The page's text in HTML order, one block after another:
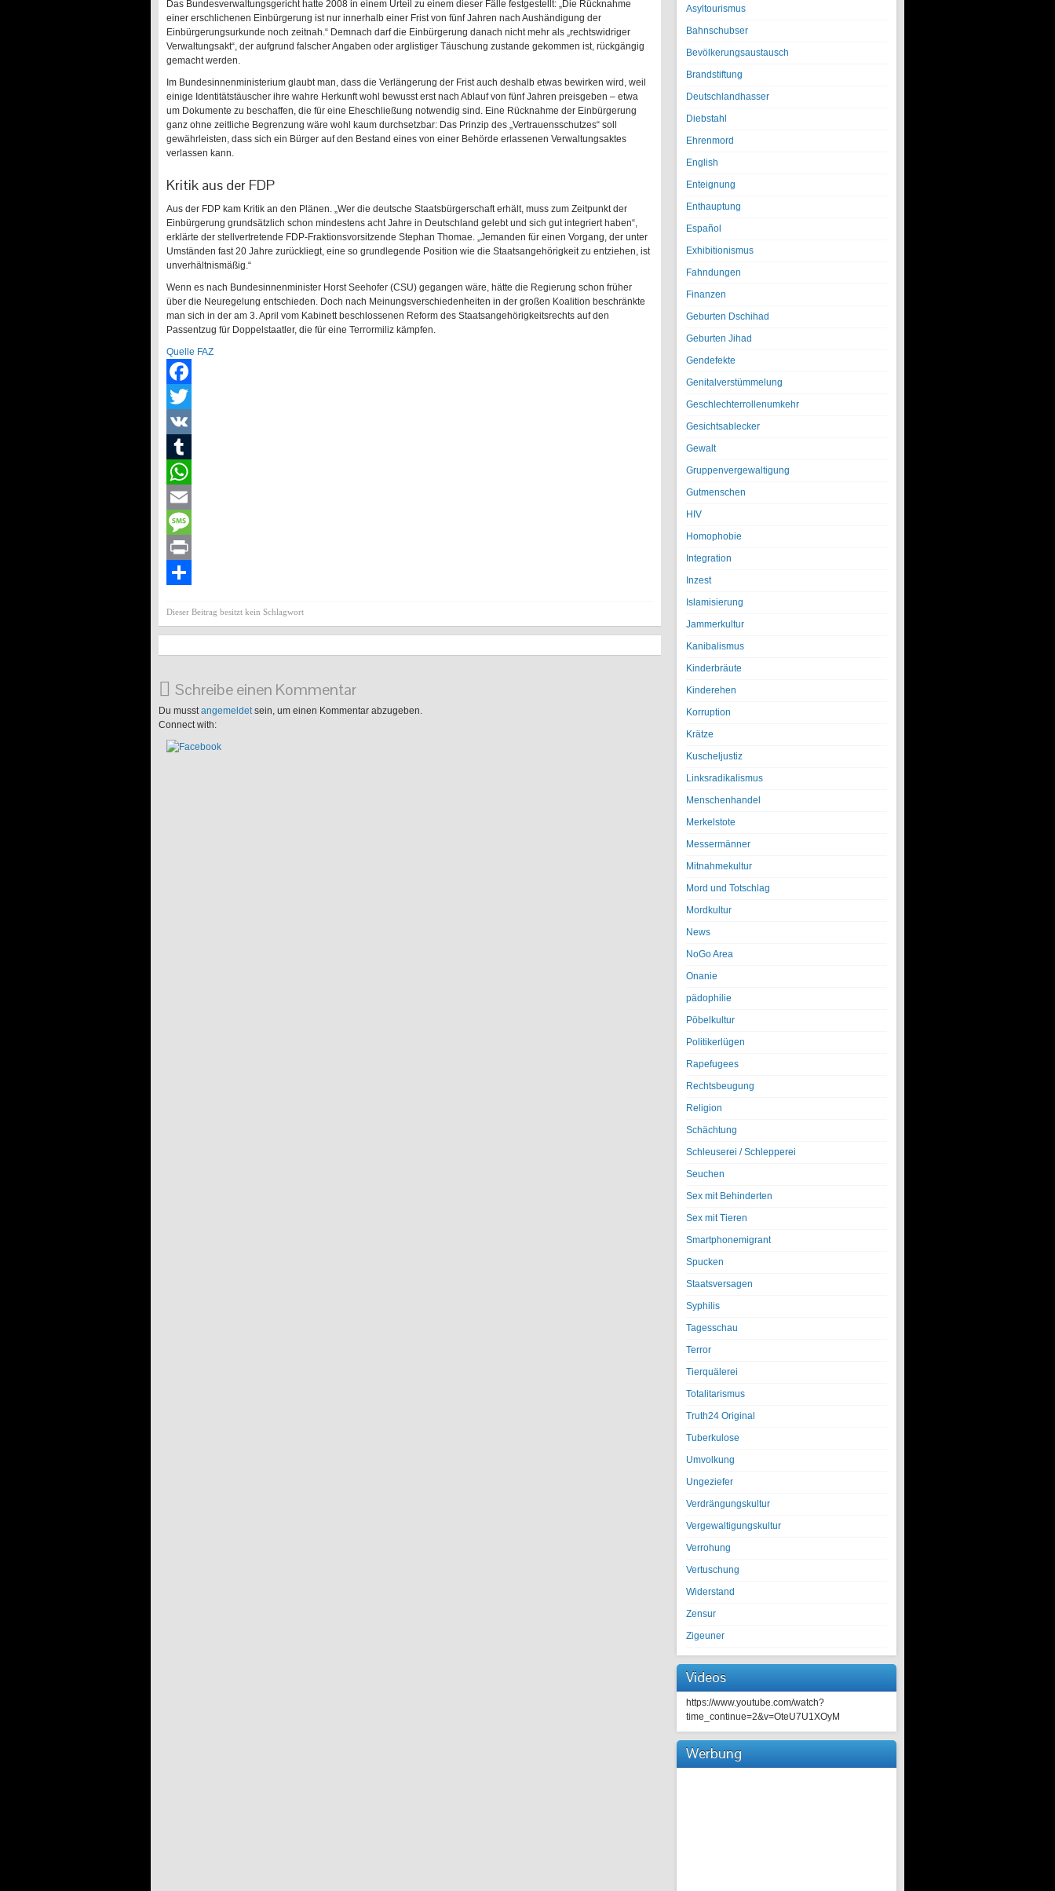
Das Bundesverwaltungsgericht hatte 2008 in einem Urteil zu einem dieser Fälle festgestellt: „Die Rücknahme
einer erschlichenen Einbürgerung ist nur innerhalb einer Frist von fünf Jahren nach Aushändigung der
Einbürgerungsurkunde noch zeitnah.“ Demnach darf die Einbürgerung danach nicht mehr als „rechtswidriger
Verwaltungsakt“, der aufgrund falscher Angaben oder arglistiger Täuschung zustande gekommen ist, rückgängig
gemacht werden.
Im Bundesinnenministerium glaubt man, dass die Verlängerung der Frist auch deshalb etwas bewirken wird, weil
einige Identitätstäuscher ihre wahre Herkunft wohl bewusst erst nach Ablauf von fünf Jahren preisgeben – etwa
um Dokumente zu beschaffen, die für eine Eheschließung notwendig sind. Eine Rücknahme der Einbürgerung
ganz ohne zeitliche Begrenzung wäre wohl kaum durchsetzbar: Das Prinzip des „Vertrauensschutzes“ soll
gewährleisten, dass sich ein Bürger auf den Bestand eines von einer Behörde erlassenen Verwaltungsaktes
verlassen kann.
Kritik aus der FDP
Aus der FDP kam Kritik an den Plänen. „Wer die deutsche Staatsbürgerschaft erhält, muss zum Zeitpunkt der
Einbürgerung grundsätzlich schon mindestens acht Jahre in Deutschland gelebt und sich gut integriert haben“,
erklärte der stellvertretende FDP-Fraktionsvorsitzende Stephan Thomae. „Jemanden für einen Vorgang, der unter
Umständen fast 20 Jahre zurückliegt, eine so grundlegende Position wie die Staatsangehörigkeit zu entziehen, ist
unverhältnismäßig.“
Wenn es nach Bundesinnenminister Horst Seehofer (CSU) gegangen wäre, hätte die Regierung schon früher
über die Neuregelung entschieden. Doch nach Meinungsverschiedenheiten in der großen Koalition beschränkte
man sich in der am 3. April vom Kabinett beschlossenen Reform des Staatsangehörigkeitsrechts auf den
Passentzug für Doppelstaatler, die für eine Terrormiliz kämpfen.
Quelle FAZ
Facebook
Twitter
VK
Tumblr
WhatsApp
Email
Message
Print
Dieser Beitrag besitzt kein Schlagwort
Schreibe einen Kommentar
Du musstangemeldetsein, um einen Kommentar abzugeben.
Connect with:
Asyltourismus
Bahnschubser
Bevölkerungsaustausch
Brandstiftung
Deutschlandhasser
Diebstahl
Ehrenmord
English
Enteignung
Enthauptung
Español
Exhibitionismus
Fahndungen
Finanzen
Geburten Dschihad
Geburten Jihad
Gendefekte
Genitalverstümmelung
Geschlechterrollenumkehr
Gesichtsablecker
Gewalt
Gruppenvergewaltigung
Gutmenschen
HIV
Homophobie
Integration
Inzest
Islamisierung
Jammerkultur
Kanibalismus
Kinderbräute
Kinderehen
Korruption
Krätze
Kuscheljustiz
Linksradikalismus
Menschenhandel
Merkelstote
Messermänner
Mitnahmekultur
Mord und Totschlag
Mordkultur
News
NoGo Area
Onanie
pädophilie
Pöbelkultur
Politikerlügen
Rapefugees
Rechtsbeugung
Religion
Schächtung
Schleuserei / Schlepperei
Seuchen
Sex mit Behinderten
Sex mit Tieren
Smartphonemigrant
Spucken
Staatsversagen
Syphilis
Tagesschau
Terror
Tierquälerei
Totalitarismus
Truth24 Original
Tuberkulose
Umvolkung
Ungeziefer
Verdrängungskultur
Vergewaltigungskultur
Verrohung
Vertuschung
Widerstand
Zensur
Zigeuner
Videos
https://www.youtube.com/watch?
time_continue=2&v=OteU7U1XOyM
Werbung